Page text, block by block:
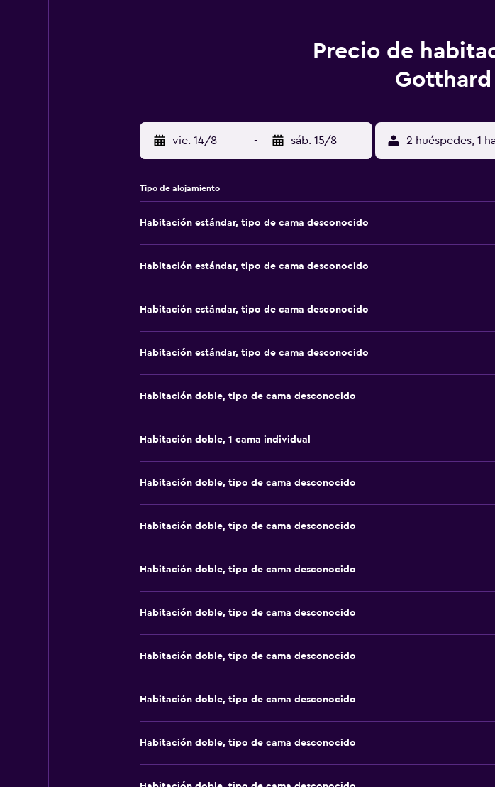
Precio de
Gotthard
vie. 14/8 - sáb. 15/8 2 huéspedes, 1
Tipo de alojamiento
Habitación estándar, tipo de cama desconocido
Habitación estándar, tipo de cama desconocido
Habitación estándar, tipo de cama desconocido
Habitación estándar, tipo de cama desconocido
Habitación doble, tipo de cama desconocido
Habitación doble, 1 cama individual
Habitación doble, tipo de cama desconocido
Habitación doble, tipo de cama desconocido
Habitación doble, tipo de cama desconocido
Habitación doble, tipo de cama desconocido
Habitación doble, tipo de cama desconocido
Habitación doble, tipo de cama desconocido
Habitación doble, tipo de cama desconocido